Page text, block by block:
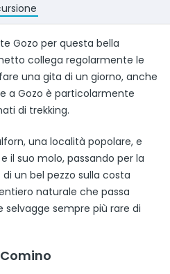
Gozo per questa bella
collega regolarmente le
una gita di un giorno, anche
a Gozo è particolarmente
di trekking.
una località popolare, e
il suo molo, passando per la
un bel pezzo sulla costa
naturale che passa
sempre più rare di